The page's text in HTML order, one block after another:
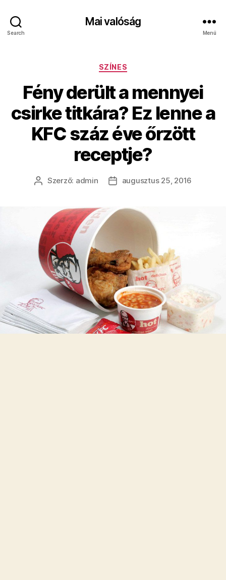
Search
Mai valóság
Menü
Kategóriák
SZÍNES
Fény derült a mennyei
csirke titkára? Ez lenne a
KFC száz éve őrzött
receptje?
Bejegyzés
Szerző: admin
Bejegyzés
augusztus 25, 2016